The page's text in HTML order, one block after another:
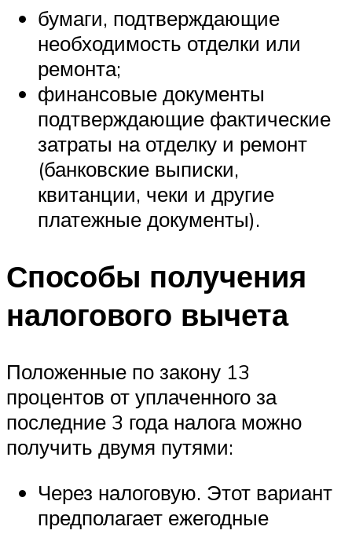
бумаги, подтверждающие
необходимость отделки или
ремонта;
финансовые документы
подтверждающие фактические
затраты на отделку и ремонт
(банковские выписки,
квитанции, чеки и другие
платежные документы).
Способы получения
налогового вычета
Положенные по закону 13
процентов от уплаченного за
последние 3 года налога можно
получить двумя путями:
Через налоговую. Этот вариант
предполагает ежегодные